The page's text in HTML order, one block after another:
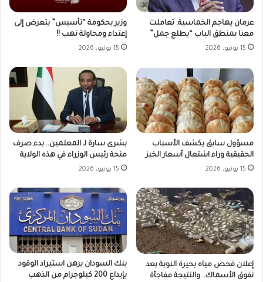
عرمان يهاجم الخماسية: تعاملت
معنا بمنطق الباب “يطلع جمل”
15 يونيو، 2026
وزير بحكومة “تأسيس” يتعرض إلى
إعتداء ومحاولة نهب !!
15 يونيو، 2026
مسؤول سابق يكشف الأسباب
الحقيقية وراء اشتعال أسعار الخبز
15 يونيو، 2026
بشرى سارة لـ المعلمين.. بدء صرف
منحة رئيس الوزراء في هذه الولاية
15 يونيو، 2026
إعلان فحص مياه بحيرة النوبة بعد
نفوق الأسماك.. والنتيجة مفاجأة
بنك السودان يرهن استيراد الوقود
بإيداع 200 كيلوجرام من الذهب